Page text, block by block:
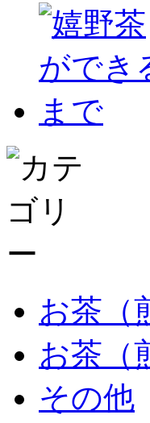
お茶（
お茶（
その他